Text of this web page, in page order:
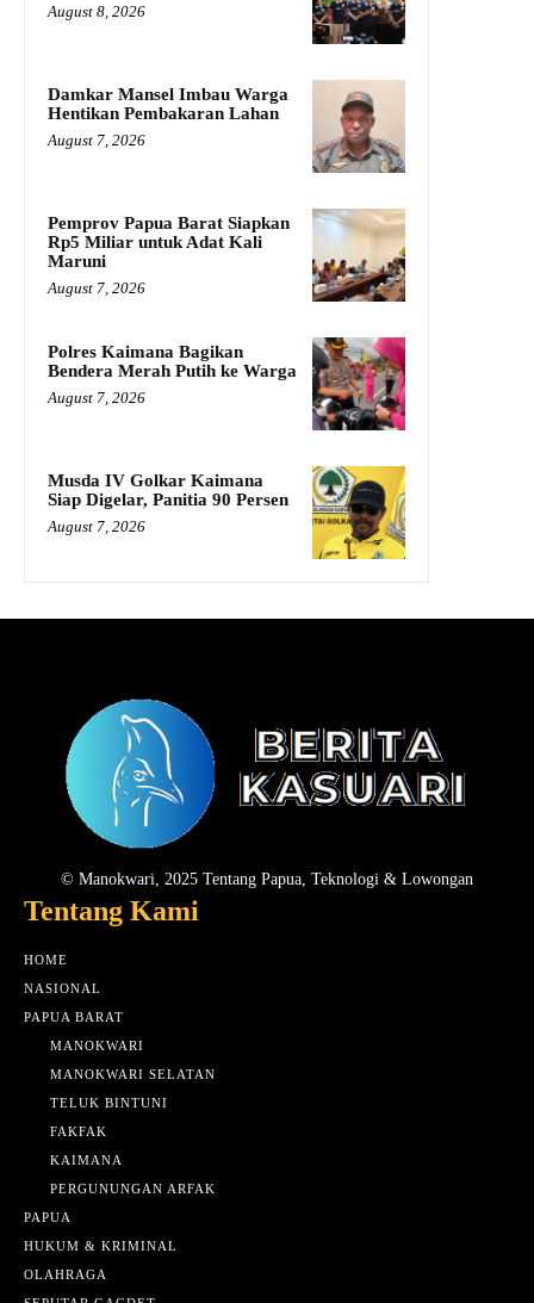
August 8, 2026
Damkar Mansel Imbau Warga
Hentikan Pembakaran Lahan
August 7, 2026
Pemprov Papua Barat Siapkan
Rp5 Miliar untuk Adat Kali
Maruni
August 7, 2026
Polres Kaimana Bagikan
Bendera Merah Putih ke Warga
August 7, 2026
Musda IV Golkar Kaimana
Siap Digelar, Panitia 90 Persen
August 7, 2026
© Manokwari, 2025 Tentang Papua, Teknologi & Lowongan
Tentang Kami
HOME
NASIONAL
PAPUA BARAT
MANOKWARI
MANOKWARI SELATAN
TELUK BINTUNI
FAKFAK
KAIMANA
PERGUNUNGAN ARFAK
PAPUA
HUKUM & KRIMINAL
OLAHRAGA